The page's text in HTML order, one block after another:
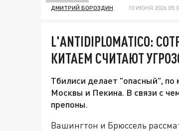
ДМИТРИЙ БОРОЗДИН 10 ИЮНЯ 2026
L'ANTIDIPLOMATICO:
КИТАЕМ СЧИТАЮТ
Тбилиси делает "опасный",
Москвы и Пекина. В связи с
препоны.
Вашингтон и Брюссель